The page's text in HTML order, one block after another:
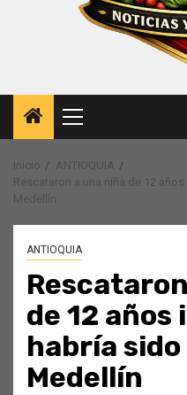
Menú
principal
Inicio
ANTIOQUIA
Rescataron a una niña de 12
Medellín
ANTIOQUIA
de 12 años
habría
Medellín